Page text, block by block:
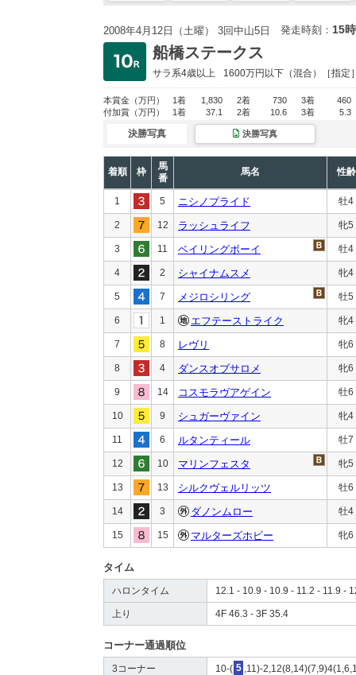
2008年4月12日（土曜） 3回中山5日 発走時刻： 15
船橋ステークス
サラ系4歳以上 1600万円以下 （混合）［指定
本賞金 （万円） 1着 1,830 2着 730 3着
460
付加賞 （万円） 1着 37.1 2着 10.6 3着 5.3
決勝写真 決勝写真
着順 枠
馬
番
馬名 性齢
1 5 ニシノプライド 牡4
2 12 ラッシュライフ 牝5
3 11 ベイリングボーイ 牡4
4 2 シャイナムスメ 牝4
5 7 メジロシリング 牡5
6 1 エフテーストライク 牝4
7 8 レヴリ 牝6
8 4 ダンスオブサロメ 牝6
9 14 コスモラヴアゲイン 牡6
10 9 シュガーヴァイン 牝4
11 6 ルタンティール 牡7
12 10 マリンフェスタ 牝5
13 13 シルクヴェルリッツ 牡6
14 3 ダノンムロー 牡4
15 15 マルターズホビー 牝6
タイム
ハロンタイム 12.1 - 10.9 - 10.9 - 11.2 - 11.9 -
上り 4F 46.3 - 3F 35.4
コーナー通過順位
3コーナー 10-( 5 ,11)-